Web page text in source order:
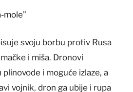
mole”
svoju borbu protiv Rusa
i miša. Dronovi
i moguće izlaze, a
vojnik, dron ga ubije i rupa